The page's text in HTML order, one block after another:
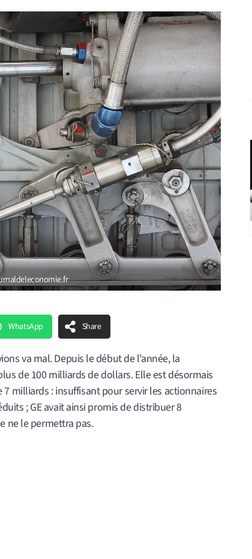
WhatsApp Share
va mal. Depuis le début de l’année, la
de 100 milliards de dollars. Elle est désormais
milliards : insuffisant pour servir les actionnaires
; GE avait ainsi promis de distribuer 8
ne le permettra pas.